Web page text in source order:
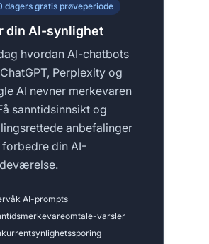
dagers gratis prøveperiode
din AI-synlighet
hvordan AI-chatbots
Perplexity og
AI nevner merkevaren
sanntidsinnsikt og
anbefalinger
din AI-
AI-prompts
varsler